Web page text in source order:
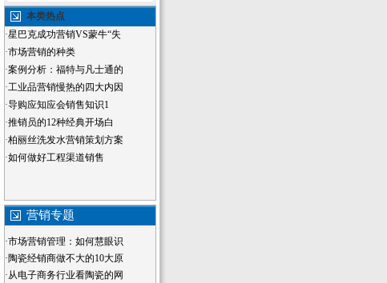
本类热点
·星巴克成功营销VS蒙牛“失
·市场营销的种类
·案例分析：福特与凡士通的
·工业品营销慢热的四大内因
·导购应知应会销售知识1
·推销员的12种经典开场白
·柏丽丝洗发水营销策划方案
·如何做好工程渠道销售
营销专题
·市场营销管理：如何慧眼识
·陶瓷经销商做不大的10大原
·从电子商务行业看陶瓷的网